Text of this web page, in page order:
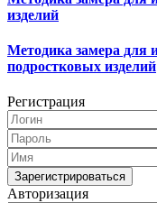
изделий
Методика замера для
подростковых изделий
Регистрация
Авторизация